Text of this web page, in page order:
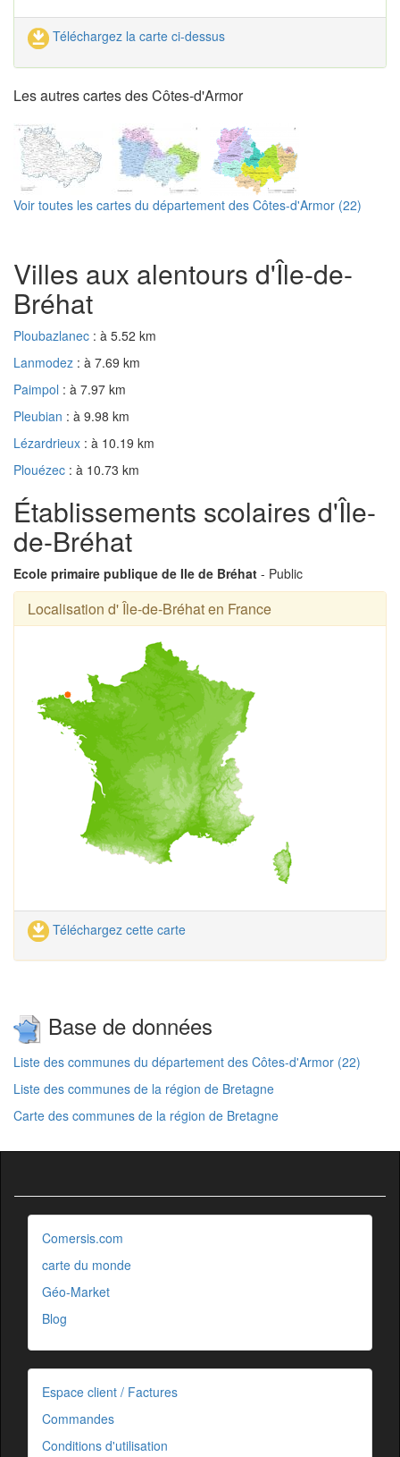
Téléchargez la carte ci-dessus
Les autres cartes des Côtes-d'Armor
Voir toutes les cartes du département des Côtes-d'Armor (22)
Villes aux alentours d'Île-de-
Bréhat
Ploubazlanec : à 5.52 km
Lanmodez : à 7.69 km
Paimpol : à 7.97 km
Pleubian : à 9.98 km
Lézardrieux : à 10.19 km
Plouézec : à 10.73 km
Établissements scolaires d'Île-
de-Bréhat
Ecole primaire publique de Ile de Bréhat - Public
Localisation d' Île-de-Bréhat en France
Téléchargez cette carte
Base de données
Liste des communes du département des Côtes-d'Armor (22)
Liste des communes de la région de Bretagne
Carte des communes de la région de Bretagne
Comersis.com
carte du monde
Géo-Market
Blog
Espace client / Factures
Commandes
Conditions d'utilisation